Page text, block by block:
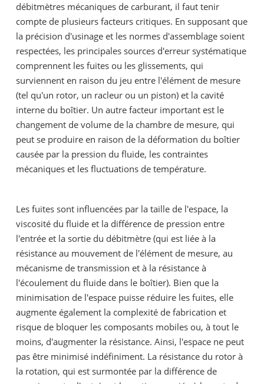
débitmètres mécaniques de carburant, il faut tenir
compte de plusieurs facteurs critiques. En supposant que
la précision d'usinage et les normes d'assemblage soient
respectées, les principales sources d'erreur systématique
comprennent les fuites ou les glissements, qui
surviennent en raison du jeu entre l'élément de mesure
(tel qu'un rotor, un racleur ou un piston) et la cavité
interne du boîtier. Un autre facteur important est le
changement de volume de la chambre de mesure, qui
peut se produire en raison de la déformation du boîtier
causée par la pression du fluide, les contraintes
mécaniques et les fluctuations de température.
Les fuites sont influencées par la taille de l'espace, la
viscosité du fluide et la différence de pression entre
l'entrée et la sortie du débitmètre (qui est liée à la
résistance au mouvement de l'élément de mesure, au
mécanisme de transmission et à la résistance à
l'écoulement du fluide dans le boîtier). Bien que la
minimisation de l'espace puisse réduire les fuites, elle
augmente également la complexité de fabrication et
risque de bloquer les composants mobiles ou, à tout le
moins, d'augmenter la résistance. Ainsi, l'espace ne peut
pas être minimisé indéfiniment. La résistance du rotor à
la rotation, qui est surmontée par la différence de